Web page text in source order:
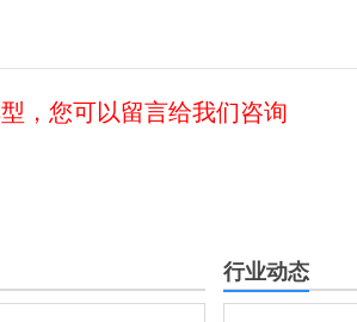
，您可以留言给我们咨询
行业动态